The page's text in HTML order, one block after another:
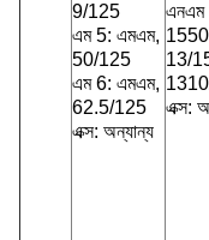
9/125
এম 5: এমএম,
50/125
এম 6: এমএম,
62.5/125
এক্স: অন্যান্য
এনএম
13/
এক্স: